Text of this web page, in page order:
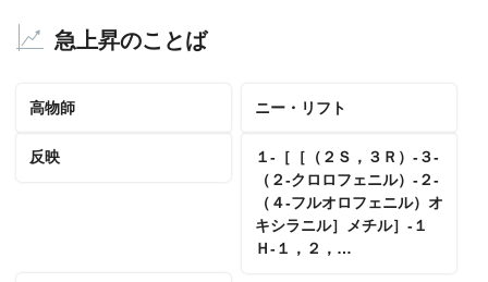
急上昇のことば
高物師 ニー・リフト
反映
１‐［［（２Ｓ，３Ｒ）‐３‐
（２‐クロロフェニル）‐２‐
（４‐フルオロフェニル）オ
キシラニル］メチル］‐１
Ｈ‐１，２，…